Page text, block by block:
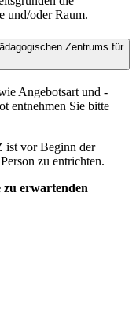
und/oder Raum.
Zentrums für
Angebotsart und -
entnehmen Sie bitte
ist vor Beginn der
zu entrichten.
erwartenden